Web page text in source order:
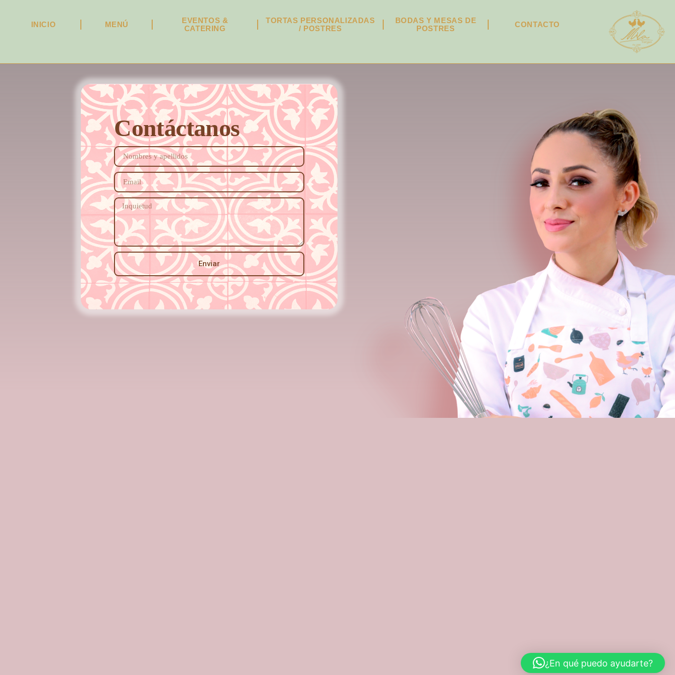
INICIO MENÚ
EVENTOS &
CATERING
TORTAS PERSONALIZADAS
/ POSTRES
BODAS Y MESAS DE
POSTRES
CONTACTO
Contáctanos
Enviar
¿En qué puedo ayudarte?